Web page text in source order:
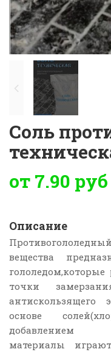
Соль
от 7.90 руб
Описание
вещества
точки
антискользящего
основе
добавлением
материалы